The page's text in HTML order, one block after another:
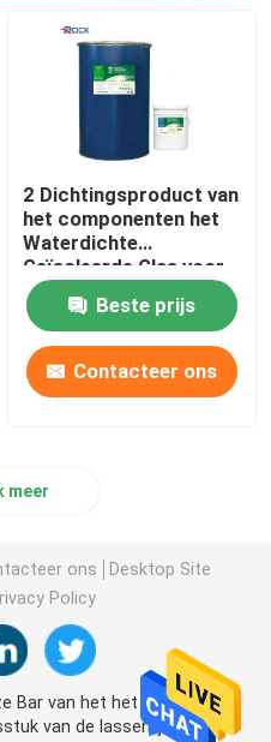
glas
2 Dichtingsproduct van
het componenten het
Waterdichte
Geïsoleerde Glas voor
de Bar van het
Aluminiumverbindingsstuk
Beste prijs
Contacteer ons
meer
ons
Desktop Site
Policy
Bar van het het
van de lassenlijn